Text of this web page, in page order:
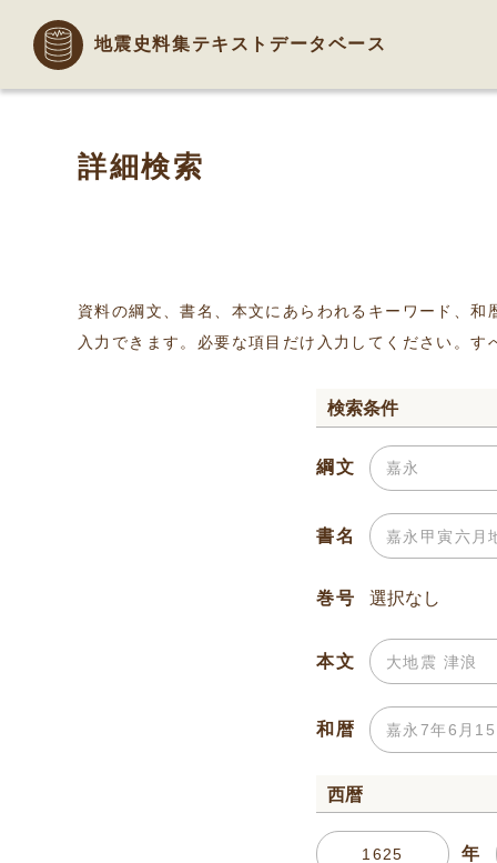
地震史料集テキストデータベース
詳細検索
資料の綱文、書名、本文にあらわれるキーワード、
入力できます。必要な項目だけ入力してください。
検索条件
綱文
書名
巻号
本文
和暦
西暦
年